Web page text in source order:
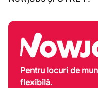
Pentru locuri de
flexibilă.